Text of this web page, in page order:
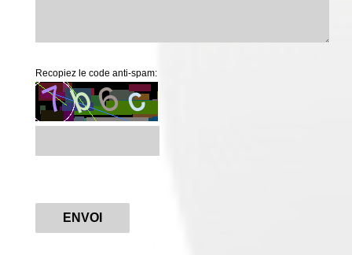
Recopiez le code anti-spam:
ENVOI